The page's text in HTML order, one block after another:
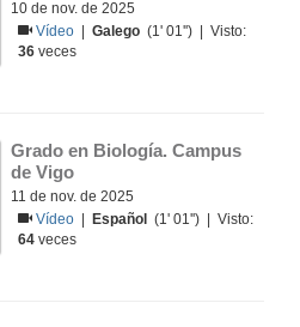
10 de nov. de 2025
Vídeo
|Galego (1' 01'') | Visto:
36 veces
Grado en Biología. Campus
de Vigo
11 de nov. de 2025
Vídeo
Español
(1' 01'') | Visto:
64 veces